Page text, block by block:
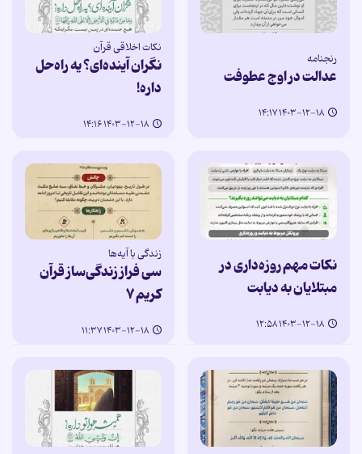
رنجنامه
عدالت در اوج عطوفت
۱۴۰۳-۱۲-۱۸ ۱۴:۱۷
نکات اخلاقی قرآن
نگران آینده‌ای؟ یه راه‌حل
داره!
۱۴۰۳-۱۲-۱۸ ۱۴:۱۶
نکات مهم روزه‌داری در
مبتلایان به دیابت
۱۴۰۳-۱۲-۱۸ ۱۲:۵۸
زندگی با آیه‌ها
سی فراز زندگی‌ساز قرآن
کریم ۷
۱۴۰۳-۱۲-۱۸ ۱۱:۳۷